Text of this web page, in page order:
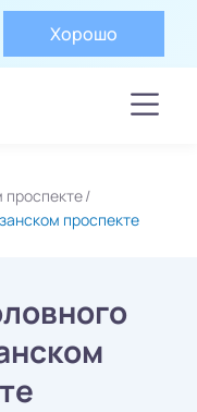
Хорошо
проспекте
проспекте